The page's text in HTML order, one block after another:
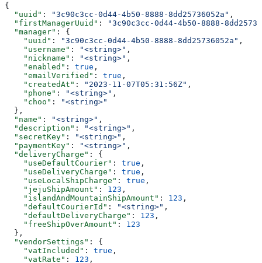
{
  "uuid"
: "3c90c3cc-0d44-4b50-8888-8dd25736052a" ,
  "firstManagerUuid"
:
"3c90c3cc-0d44-4b50-8888-
  "manager"
: {
    "uuid"
: "3c90c3cc-0d44-4b50-8888-8dd25736052a" ,
    "username"
: "<string>" ,
    "nickname"
: "<string>" ,
    "enabled"
: true ,
    "emailVerified"
: true ,
    "createdAt"
: "2023-11-07T05:31:56Z" ,
    "phone"
: "<string>" ,
    "choo"
:
"<string>"
  },
  "name"
: "<string>" ,
  "description"
: "<string>" ,
  "secretKey"
: "<string>" ,
  "paymentKey"
: "<string>" ,
  "deliveryCharge"
: {
    "useDefaultCourier"
: true ,
    "useDeliveryCharge"
: true ,
    "useLocalShipCharge"
: true ,
    "jejuShipAmount"
: 123 ,
    "islandAndMountainShipAmount"
: 123 ,
    "defaultCourierId"
: "<string>" ,
    "defaultDeliveryCharge"
: 123 ,
    "freeShipOverAmount"
: 123
  },
  "vendorSettings"
: {
    "vatIncluded"
: true ,
    "vatRate"
: 123 ,